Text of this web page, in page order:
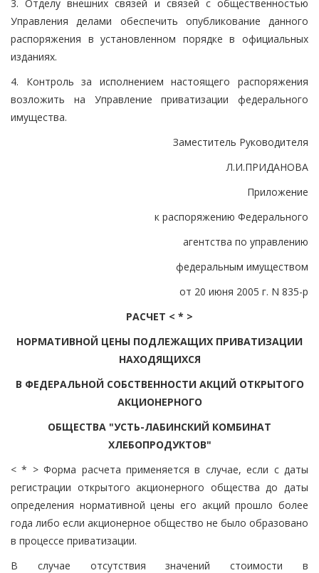
3. Отделу внешних связей и связей с общественностью
Управления делами обеспечить опубликование данного
распоряжения в установленном порядке в официальных
изданиях.
4. Контроль за исполнением настоящего распоряжения
возложить на Управление приватизации федерального
имущества.
Заместитель Руководителя
Л.И.ПРИДАНОВА
Приложение
к распоряжению Федерального
агентства по управлению
федеральным имуществом
от 20 июня 2005 г. N 835-р
РАСЧЕТ < * >
НОРМАТИВНОЙ ЦЕНЫ ПОДЛЕЖАЩИХ ПРИВАТИЗАЦИИ
НАХОДЯЩИХСЯ
В ФЕДЕРАЛЬНОЙ СОБСТВЕННОСТИ АКЦИЙ ОТКРЫТОГО
АКЦИОНЕРНОГО
ОБЩЕСТВА "УСТЬ-ЛАБИНСКИЙ КОМБИНАТ
ХЛЕБОПРОДУКТОВ"
< * > Форма расчета применяется в случае, если с даты
регистрации открытого акционерного общества до даты
определения нормативной цены его акций прошло более
года либо если акционерное общество не было образовано
в процессе приватизации.
В случае отсутствия значений стоимости в